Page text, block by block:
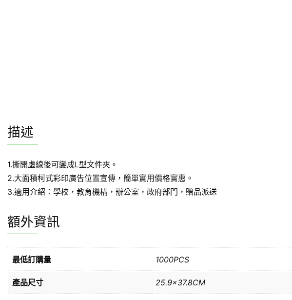
描述
1.撕開虛線後可變成L型文件夾。
2.大面積柯式彩印廣告位置宣傳，簡單實用價格實惠。
3.適用介紹：學校，教育機構，辦公室，政府部門，贈品派送
額外資訊
最低訂購量 1000PCS
產品尺寸 25.9×37.8CM